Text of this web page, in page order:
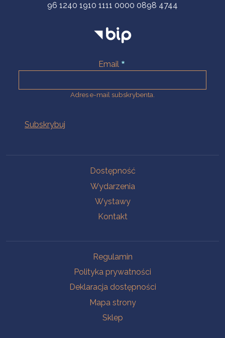
96 1240 1910 1111 0000 0898 4744
Email
Adres e-mail subskrybenta.
Dostępność
Wydarzenia
Wystawy
Kontakt
Regulamin
Polityka prywatności
Deklaracja dostępności
Mapa strony
Sklep